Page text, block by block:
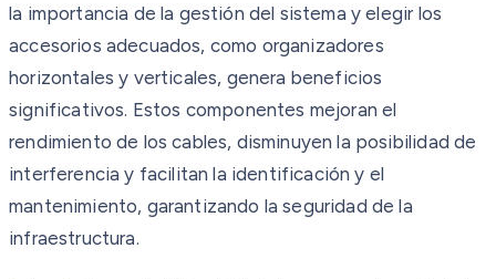
la importancia de la gestión del sistema y elegir los
accesorios adecuados, como organizadores
horizontales y verticales, genera beneficios
significativos. Estos componentes mejoran el
rendimiento de los cables, disminuyen la posibilidad de
interferencia y facilitan la identificación y el
mantenimiento, garantizando la seguridad de la
infraestructura.